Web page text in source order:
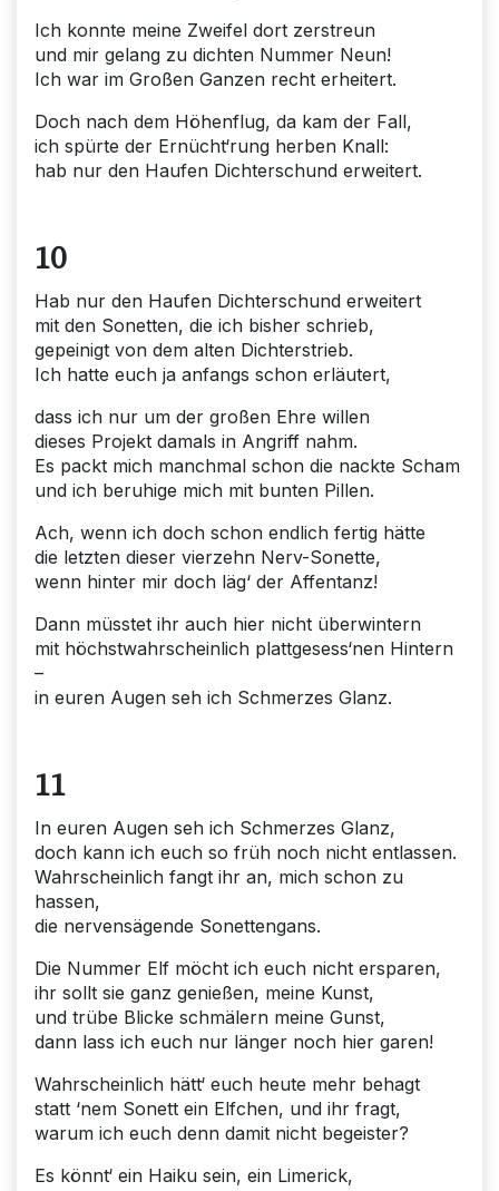
Ich konnte meine Zweifel dort zerstreun
und mir gelang zu dichten Nummer Neun!
Ich war im Großen Ganzen recht erheitert.
Doch nach dem Höhenflug, da kam der Fall,
ich spürte der Ernücht‘rung herben Knall:
hab nur den Haufen Dichterschund erweitert.
10
Hab nur den Haufen Dichterschund erweitert
mit den Sonetten, die ich bisher schrieb,
gepeinigt von dem alten Dichterstrieb.
Ich hatte euch ja anfangs schon erläutert,
dass ich nur um der großen Ehre willen
dieses Projekt damals in Angriff nahm.
Es packt mich manchmal schon die nackte Scham
und ich beruhige mich mit bunten Pillen.
Ach, wenn ich doch schon endlich fertig hätte
die letzten dieser vierzehn Nerv-Sonette,
wenn hinter mir doch läg‘ der Affentanz!
Dann müsstet ihr auch hier nicht überwintern
mit höchstwahrscheinlich plattgesess‘nen Hintern
–
in euren Augen seh ich Schmerzes Glanz.
11
In euren Augen seh ich Schmerzes Glanz,
doch kann ich euch so früh noch nicht entlassen.
Wahrscheinlich fangt ihr an, mich schon zu
hassen,
die nervensägende Sonettengans.
Die Nummer Elf möcht ich euch nicht ersparen,
ihr sollt sie ganz genießen, meine Kunst,
und trübe Blicke schmälern meine Gunst,
dann lass ich euch nur länger noch hier garen!
Wahrscheinlich hätt‘ euch heute mehr behagt
statt ‘nem Sonett ein Elfchen, und ihr fragt,
warum ich euch denn damit nicht begeister?
Es könnt‘ ein Haiku sein, ein Limerick,